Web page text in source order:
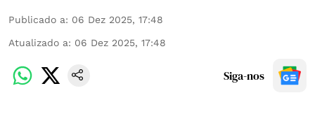
Publicado a: 06 Dez 2025, 17:48
Atualizado a: 06 Dez 2025, 17:48
Siga-nos